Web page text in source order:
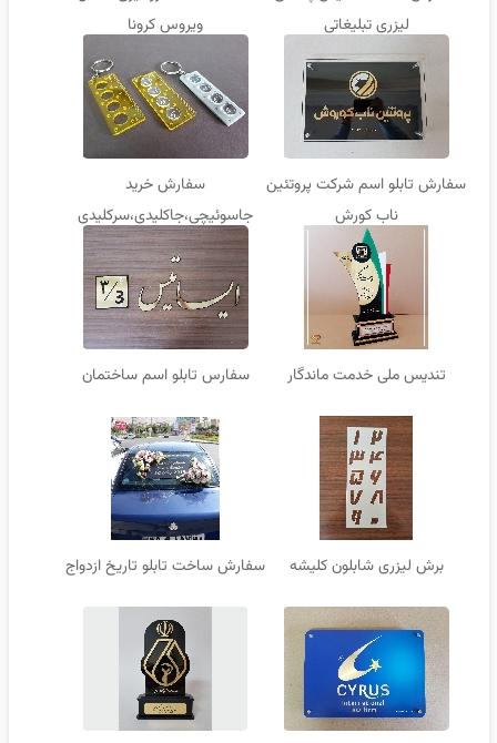
لیزری تبلیغاتی
ویروس کرونا
سفارش تابلو اسم شرکت پروتئین
ناب کورش
سفارش خرید
جاسوئیچی،جاکلیدی،سرکلیدی
تندیس ملی خدمت ماندگار سفارس تابلو اسم ساختمان
برش لیزری شابلون کلیشه سفارش ساخت تابلو تاریخ ازدواج